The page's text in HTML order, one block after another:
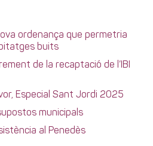
ordenança que permetria
buits
de la recaptació de l’IBI
Especial Sant Jordi 2025
municipals
al Penedès